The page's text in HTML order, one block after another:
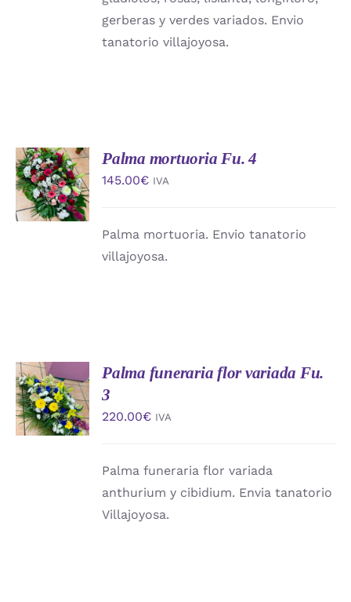
gerberas y verdes variados. Envio
tanatorio villajoyosa.
AÑADIR
AL
CARRITO
/
DETALLES
Palma mortuoria Fu. 4
145.00€ IVA
Palma mortuoria. Envio tanatorio
villajoyosa.
AÑADIR
AL
CARRITO
/
DETALLES
Palma funeraria flor variada Fu.
3
220.00€ IVA
Palma funeraria flor variada
anthurium y cibidium. Envia tanatorio
Villajoyosa.